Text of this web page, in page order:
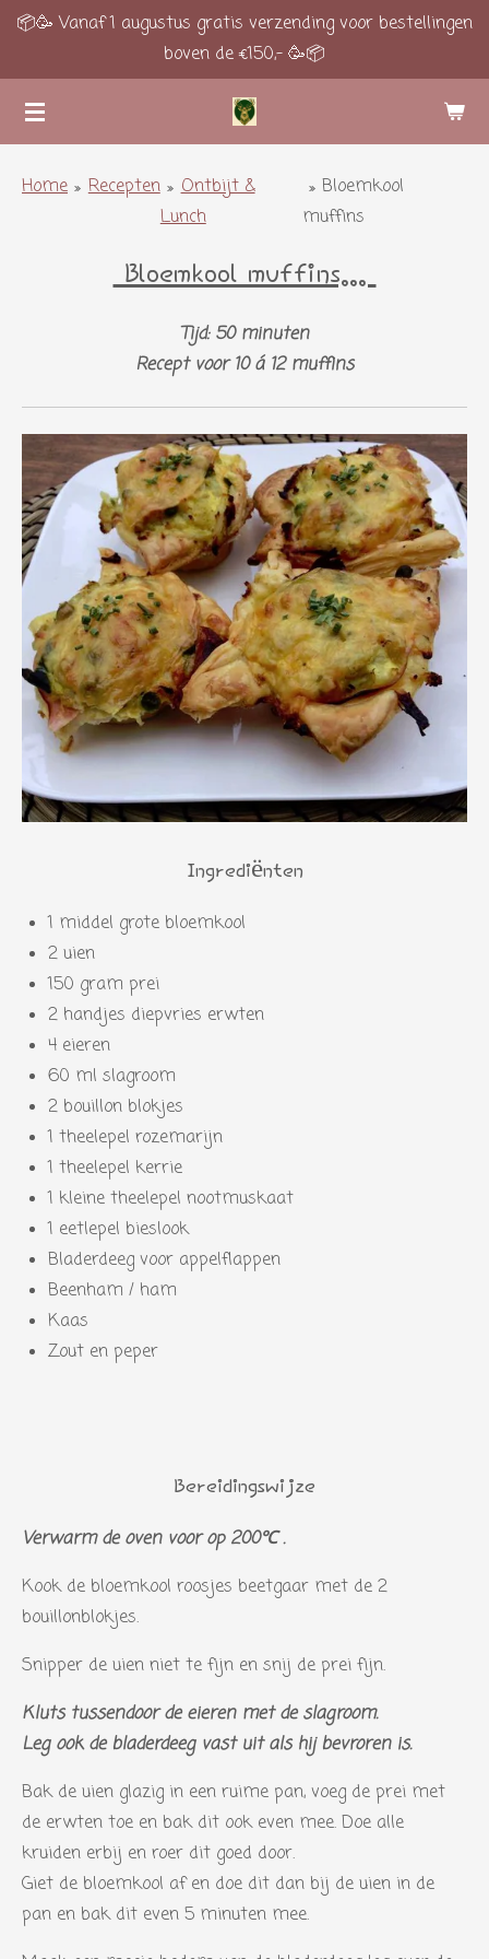
Ga
de
hoofdinhoud
📦🥳 Vanaf 1 augustus gratis verzending voor bestellingen
boven de €150,- 🥳📦
Home » Recepten » Ontbijt &
Lunch
» Bloemkool
muffins
Bloemkool muffins...
Tijd: 50 minuten
Recept voor 10 á 12 muffins
Ingrediënten
1 middel grote bloemkool
2 uien
150 gram prei
2 handjes diepvries erwten
4 eieren
60 ml slagroom
2 bouillon blokjes
1 theelepel rozemarijn
1 theelepel kerrie
1 kleine theelepel nootmuskaat
1 eetlepel bieslook
Bladerdeeg voor appelflappen
Beenham / ham
Kaas
Zout en peper
Bereidingswijze
Verwarm de oven voor op 200℃ .
Kook de bloemkool roosjes beetgaar met de 2
bouillonblokjes.
Snipper de uien niet te fijn en snij de prei fijn.
Kluts tussendoor de eieren met de slagroom.
Leg ook de bladerdeeg vast uit als hij bevroren is.
Bak de uien glazig in een ruime pan, voeg de prei met
de erwten toe en bak dit ook even mee. Doe alle
kruiden erbij en roer dit goed door.
Giet de bloemkool af en doe dit dan bij de uien in de
pan en bak dit even 5 minuten mee.